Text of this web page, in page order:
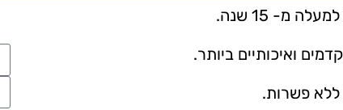
מ- 15 שנה.
ואיכותיים ביותר.
ללא פשרות.